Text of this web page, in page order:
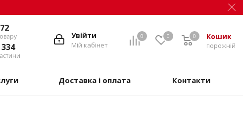
0 0 Кошик
порожній
0
Увійти
Мій кабінет
Доставка і оплата Контакти